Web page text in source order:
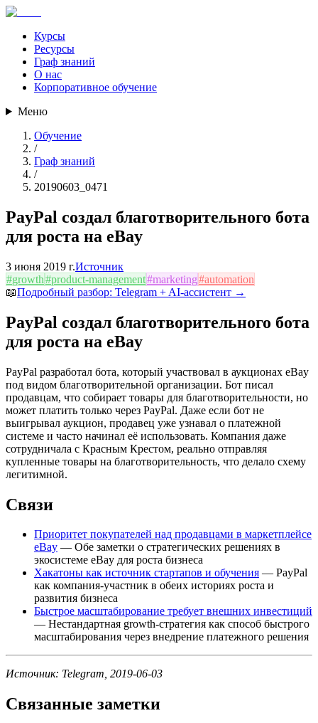
Курсы
Ресурсы
Граф знаний
О нас
Корпоративное обучение
Меню
Обучение
/
Граф знаний
/
20190603_0471
PayPal создал благотворительного бота
для роста на eBay
3 июня 2019 г.Источник
#growth#product-management#marketing#automation
📖Подробный разбор: Telegram + AI-ассистент →
PayPal создал благотворительного бота
для роста на eBay
PayPal разработал бота, который участвовал в аукционах eBay
под видом благотворительной организации. Бот писал
продавцам, что собирает товары для благотворительности, но
может платить только через PayPal. Даже если бот не
выигрывал аукцион, продавец уже узнавал о платежной
системе и часто начинал её использовать. Компания даже
сотрудничала с Красным Крестом, реально отправляя
купленные товары на благотворительность, что делало схему
легитимной.
Связи
Приоритет покупателей над продавцами в маркетплейсе
eBay — Обе заметки о стратегических решениях в
экосистеме eBay для роста бизнеса
Хакатоны как источник стартапов и обучения — PayPal
как компания-участник в обеих историях роста и
развития бизнеса
Быстрое масштабирование требует внешних инвестиций
— Нестандартная growth-стратегия как способ быстрого
масштабирования через внедрение платежного решения
Источник: Telegram, 2019-06-03
Связанные заметки